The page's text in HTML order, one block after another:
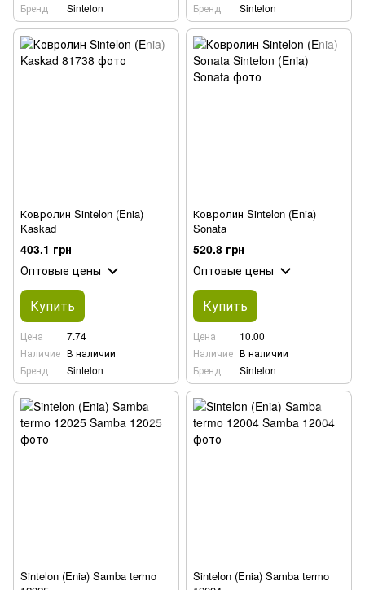
Бренд
Sintelon
Бренд
Sintelon
Ковролин Sintelon (Enia)
Kaskad
403.1 грн
Оптовые цены
Купить
Цена
7.74
Наличие В наличии
Бренд
Sintelon
Ковролин Sintelon (Enia)
Sonata
520.8 грн
Оптовые цены
Купить
Цена
10.00
Наличие В наличии
Бренд
Sintelon
Sintelon (Enia) Samba termo
Sintelon (Enia) Samba termo